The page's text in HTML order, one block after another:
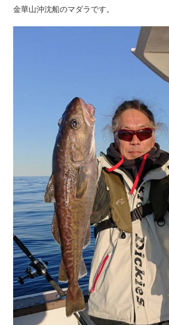
金華山沖沈船のマダラです。